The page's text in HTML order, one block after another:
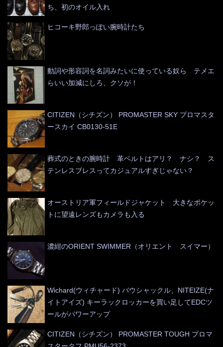
ち、初のオイル入れ
ヒコーキ野郎っぽい腕時計たち
動詞や形容詞を名詞みたいに使っている奴ら テメエ
らいい加減にしろ、クソが！
CITIZEN（シチズン） PROMASTER SKY プロマスタ
ースカイ CB0130-51E
葬式のときの腕時計 革ベルトはアリ？ ナシ？ ス
テンレスブレスってカジュアルすぎじゃない？
オーストリア軍フィールドジャケット 大きなポケッ
トに望遠レンズもカメラも入る
濃紺のORIENT SWIMMER（オリエント スイマー）
Wichard(ウィチャード) バウシャックル、NITEIZE(ナ
イトアイズ) キーラックロッカーを買い足してEDCツ
ールがパワーアップ
CITIZEN（シチズン） PROMASTER TOUGH プロマ